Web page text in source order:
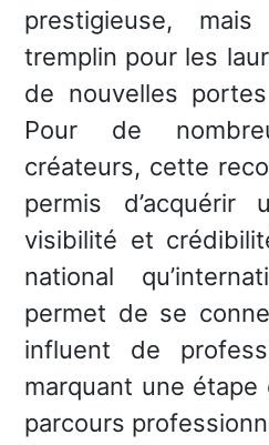
prestigieuse,
tremplin pour les
de nouvelles
Pour de
créateurs, cette
permis d’acquérir
visibilité et
national
permet de se
influent de
marquant une
parcours